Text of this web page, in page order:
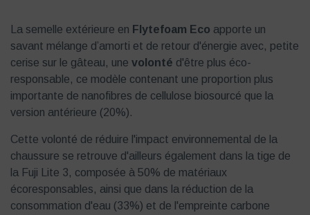
La semelle extérieure en Flytefoam Eco apporte un
savant mélange d’amorti et de retour d'énergie avec, petite
cerise sur le gâteau, une volonté d'être plus éco-
responsable, ce modèle contenant une proportion plus
importante de nanofibres de cellulose biosourcé que la
version antérieure (20%).
Cette volonté de réduire l'impact environnemental de la
chaussure se retrouve d'ailleurs également dans la tige de
la Fuji Lite 3, composée à 50% de matériaux
écoresponsables, ainsi que dans la réduction de la
consommation d'eau (33%) et de l'empreinte carbone